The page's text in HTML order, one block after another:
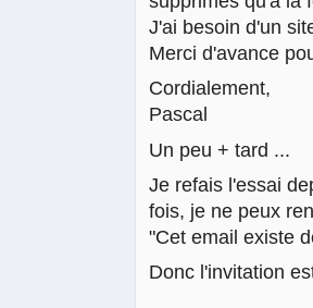
J'ai besoin d'un
Merci d'avance
Cordialement,
Pascal
Un peu + tard ...
Je refais l'essai
fois, je ne peux
"Cet email existe
Donc l'invitation